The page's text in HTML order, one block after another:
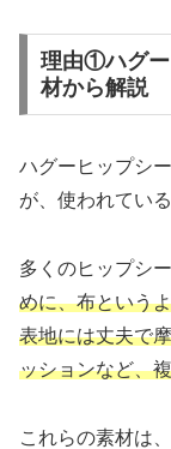
理由①ハグー
材から解説
ハグーヒップシ
が、使われてい
多くのヒップシー
めに、布という
表地には丈夫で
ッションなど、
これらの素材は